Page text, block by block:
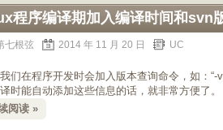
程序编译期加入编译时间和svn
七根弦 2014 年 11 月 20 日 UC
们在程序开发时会加入版本查询命令，如：
时能自动添加这些信息的话，就非常方便了。
阅读 »